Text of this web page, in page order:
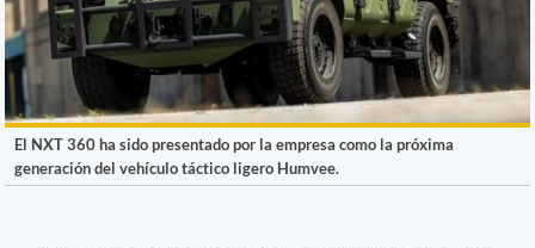
El NXT 360 ha sido presentado por la empresa como la próxima
generación del vehículo táctico ligero Humvee.